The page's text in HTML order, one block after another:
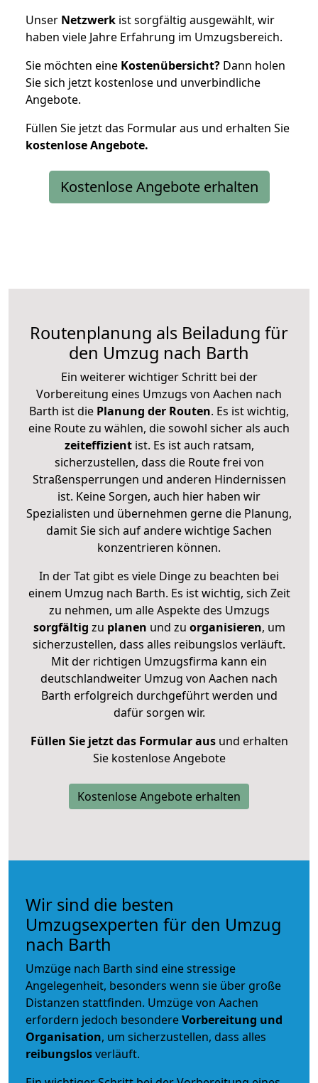
Unser Netzwerk ist sorgfältig ausgewählt, wir
haben viele Jahre Erfahrung im Umzugsbereich.
Sie möchten eine Kostenübersicht? Dann holen
Sie sich jetzt kostenlose und unverbindliche
Angebote.
Füllen Sie jetzt das Formular aus und erhalten Sie
kostenloseAngebote.
Kostenlose Angebote erhalten
Routenplanung als Beiladung für
den Umzug nach Barth
Ein weiterer wichtiger Schritt bei der
Vorbereitung eines Umzugs von Aachen nach
Barth ist die Planung der Routen. Es ist wichtig,
eine Route zu wählen, die sowohl sicher als auch
zeiteffizientist. Es ist auch ratsam,
sicherzustellen, dass die Route frei von
Straßensperrungen und anderen Hindernissen
ist. Keine Sorgen, auch hier haben wir
Spezialisten und übernehmen gerne die Planung,
damit Sie sich auf andere wichtige Sachen
konzentrieren können.
In der Tat gibt es viele Dinge zu beachten bei
einem Umzug nach Barth. Es ist wichtig, sich Zeit
zu nehmen, um alle Aspekte des Umzugs
sorgfältig zu planen und zu organisieren, um
sicherzustellen, dass alles reibungslos verläuft.
Mit der richtigen Umzugsfirma kann ein
deutschlandweiter Umzug von Aachen nach
Barth erfolgreich durchgeführt werden und
dafür sorgen wir.
Füllen Sie jetzt das Formular ausund erhalten
Sie kostenlose Angebote
Kostenlose Angebote erhalten
Wir sind die besten
Umzugsexperten für den Umzug
nach Barth
Umzüge nach Barth sind eine stressige
Angelegenheit, besonders wenn sie über große
Distanzen stattfinden. Umzüge von Aachen
erfordern jedoch besondereVorbereitung und
Organisation, um sicherzustellen, dass alles
reibungslosverläuft.